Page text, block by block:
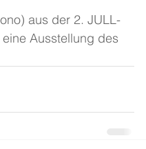
aus der 2. JULL-
eine Ausstellung des